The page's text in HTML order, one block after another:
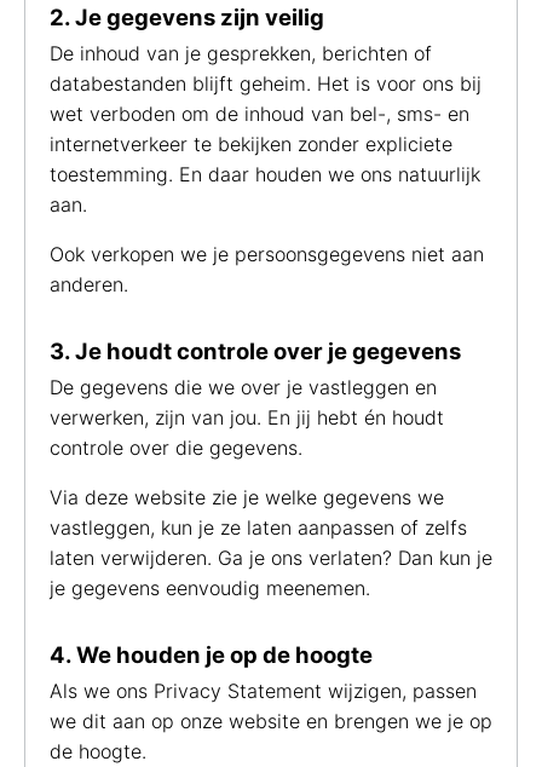
2. Je gegevens zijn veilig
De inhoud van je gesprekken, berichten of
databestanden blijft geheim. Het is voor ons bij
wet verboden om de inhoud van bel-, sms- en
internetverkeer te bekijken zonder expliciete
toestemming. En daar houden we ons natuurlijk
aan.
Ook verkopen we je persoonsgegevens niet aan
anderen.
3. Je houdt controle over je gegevens
De gegevens die we over je vastleggen en
verwerken, zijn van jou. En jij hebt én houdt
controle over die gegevens.
Via deze website zie je welke gegevens we
vastleggen, kun je ze laten aanpassen of zelfs
laten verwijderen. Ga je ons verlaten? Dan kun je
je gegevens eenvoudig meenemen.
4. We houden je op de hoogte
Als we ons Privacy Statement wijzigen, passen
we dit aan op onze website en brengen we je op
de hoogte.